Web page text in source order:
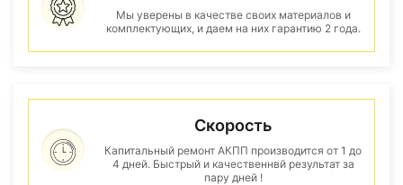
Мы уверены в качестве своих материалов и
комплектующих, и даем на них гарантию 2 года.
Скорость
Капитальный ремонт АКПП производится от 1 до
4 дней. Быстрый и качественнвй результат за
пару дней !